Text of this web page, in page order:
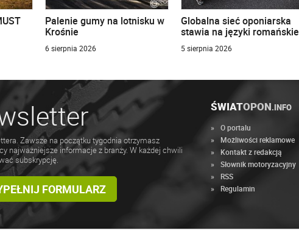
Palenie gumy na lotnisku w
Krośnie
6 sierpnia 2026
Globalna sieć oponiarska
stawia na języki romańskie
5 sierpnia 2026
Zawsze na początku tygodnia otrzymasz
najważniejsze informacje z branży. W każdej chwili
subskrypcję.
FORMULARZ
ŚWIATOPON.INFO
O portalu
Możliwości reklamowe
Kontakt z redakcją
Słownik motoryzacyjny
RSS
Regulamin